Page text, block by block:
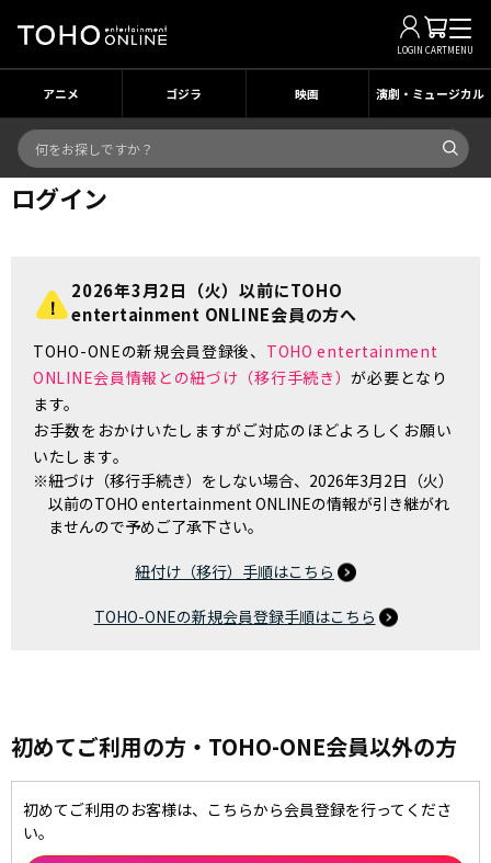
LOGIN CARTMENU
アニメ ゴジラ 映画 演劇・ミュージカル
ログイン
2026年3月2日（火）以前にTOHO
entertainment ONLINE会員の方へ
TOHO-ONEの新規会員登録後、 TOHO entertainment
ONLINE会員情報との紐づけ（移行手続き）が必要となり
ます。
お手数をおかけいたしますがご対応のほどよろしくお願い
いたします。
※紐づけ（移行手続き）をしない場合、2026年3月2日（火）
以前のTOHO entertainment ONLINEの情報が引き継がれ
ませんので予めご了承下さい。
紐付け（移行）手順はこちら
TOHO-ONEの新規会員登録手順はこちら
初めてご利用の方・TOHO-ONE会員以外の方
初めてご利用のお客様は、こちらから会員登録を行ってくださ
い。